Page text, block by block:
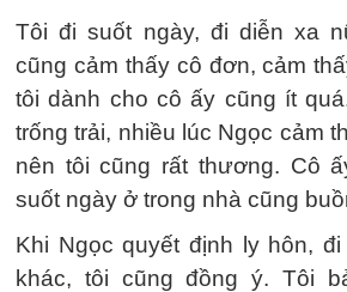
Tôi đi suốt ngày, đi diễn xa
cũng cảm thấy cô đơn, cảm
tôi dành cho cô ấy cũng ít
trống trải, nhiều lúc Ngọc cảm
nên tôi cũng rất thương. Cô
suốt ngày ở trong nhà cũng
Khi Ngọc quyết định ly hôn,
khác, tôi cũng đồng ý. Tôi